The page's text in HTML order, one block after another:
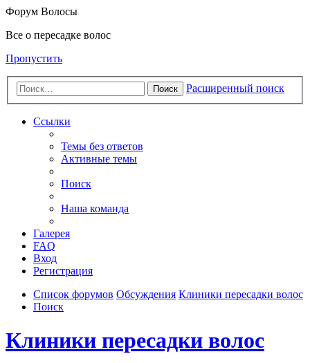
Форум Волосы
Все о пересадке волос
Пропустить
Поиск Расширенный поиск
Ссылки
Темы без ответов
Активные темы
Поиск
Наша команда
Галерея
FAQ
Вход
Регистрация
Список форумов Обсуждения Клиники пересадки волос
Поиск
Клиники пересадки волос